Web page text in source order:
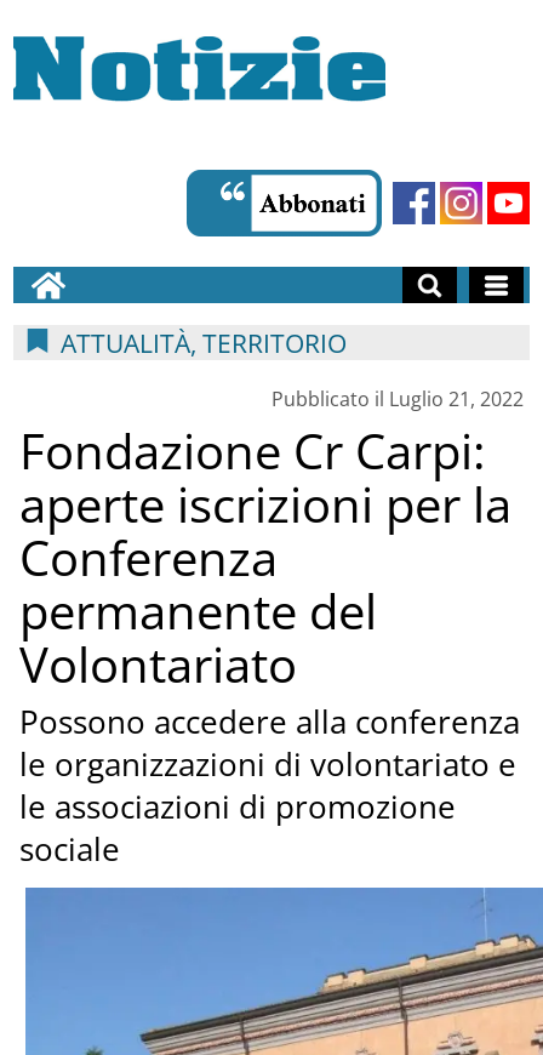
ATTUALITÀ, TERRITORIO
Pubblicato il Luglio 21, 2022
Fondazione Cr Carpi:
aperte iscrizioni per la
Conferenza
permanente del
Volontariato
Possono accedere alla conferenza
le organizzazioni di volontariato e
le associazioni di promozione
sociale